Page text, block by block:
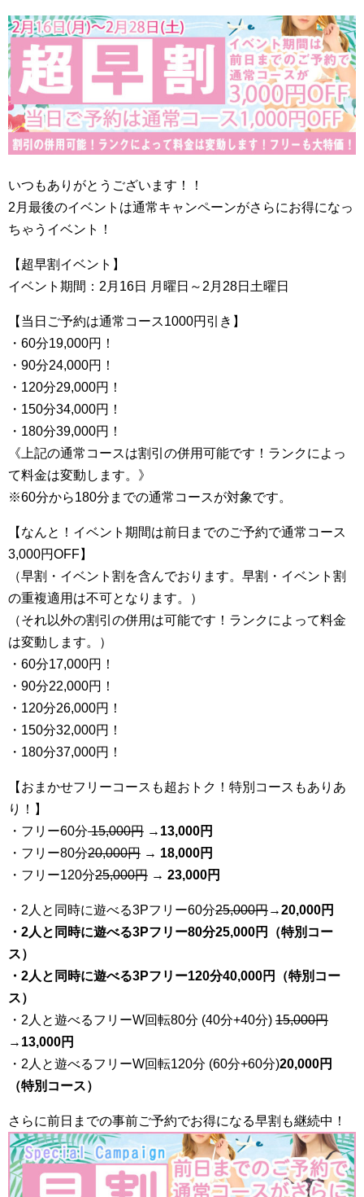
いつもありがとうございます！！
2月最後のイベントは通常キャンペーンがさらにお得になっ
ちゃうイベント！
【超早割イベント】
イベント期間：2月16日 月曜日～2月28日土曜日
【当日ご予約は通常コース1000円引き】
・60分19,000円！
・90分24,000円！
・120分29,000円！
・150分34,000円！
・180分39,000円！
《上記の通常コースは割引の併用可能です！ランクによっ
て料金は変動します。》
※60分から180分までの通常コースが対象です。
【なんと！イベント期間は前日までのご予約で通常コース
3,000円OFF】
（早割・イベント割を含んでおります。早割・イベント割
の重複適用は不可となります。）
（それ以外の割引の併用は可能です！ランクによって料金
は変動します。）
・60分17,000円！
・90分22,000円！
・120分26,000円！
・150分32,000円！
・180分37,000円！
【おまかせフリーコースも超おトク！特別コースもありあ
り！】
・フリー60分15,000円 → 13,000円
・フリー80分20,000円 → 18,000円
・フリー120分25,000円 → 23,000円
・2人と同時に遊べる3Pフリー60分25,000円→20,000円
・2人と同時に遊べる3Pフリー80分25,000円（特別コー
ス）
・2人と同時に遊べる3Pフリー120分40,000円（特別コー
ス）
・2人と遊べるフリーW回転80分 (40分+40分) 15,000円
→ 13,000円
・2人と遊べるフリーW回転120分 (60分+60分)20,000円
（特別コース）
さらに前日までの事前ご予約でお得になる早割も継続中！